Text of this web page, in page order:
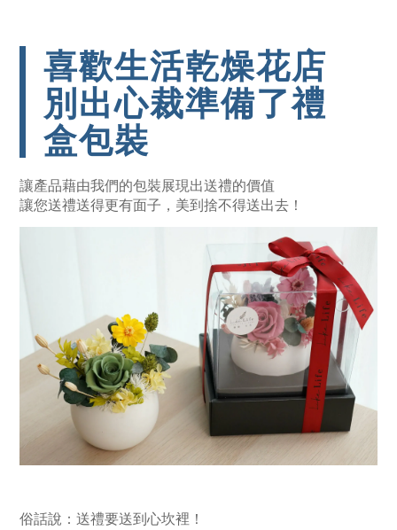
喜歡生活乾燥花店
別出心裁準備了禮
盒包裝
讓產品藉由我們的包裝展現出送禮的價值
讓您送禮送得更有面子，美到捨不得送出去！
俗話說：送禮要送到心坎裡！